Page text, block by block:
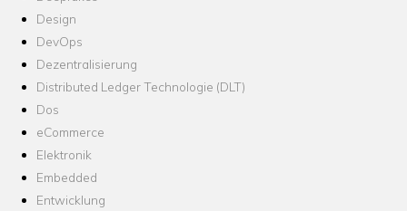
Design
DevOps
Dezentralisierung
Distributed Ledger Technologie (DLT)
Dos
eCommerce
Elektronik
Embedded
Entwicklung